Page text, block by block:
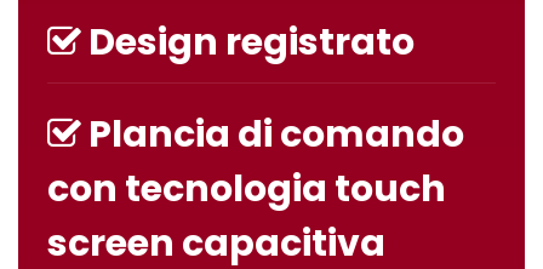
Design registrato
Plancia di comando
con tecnologia touch
screen capacitiva